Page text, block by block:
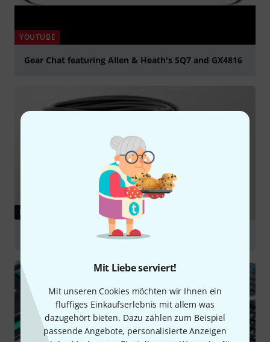
Mit Liebe serviert!
Mit unseren Cookies möchten wir Ihnen ein
fluffiges Einkaufserlebnis mit allem was
dazugehört bieten. Dazu zählen zum Beispiel
passende Angebote, personalisierte Anzeigen
YOUTUBE
Gear Chat featuring Allen & Heath's SQ7 and GX4816
RATGEBER